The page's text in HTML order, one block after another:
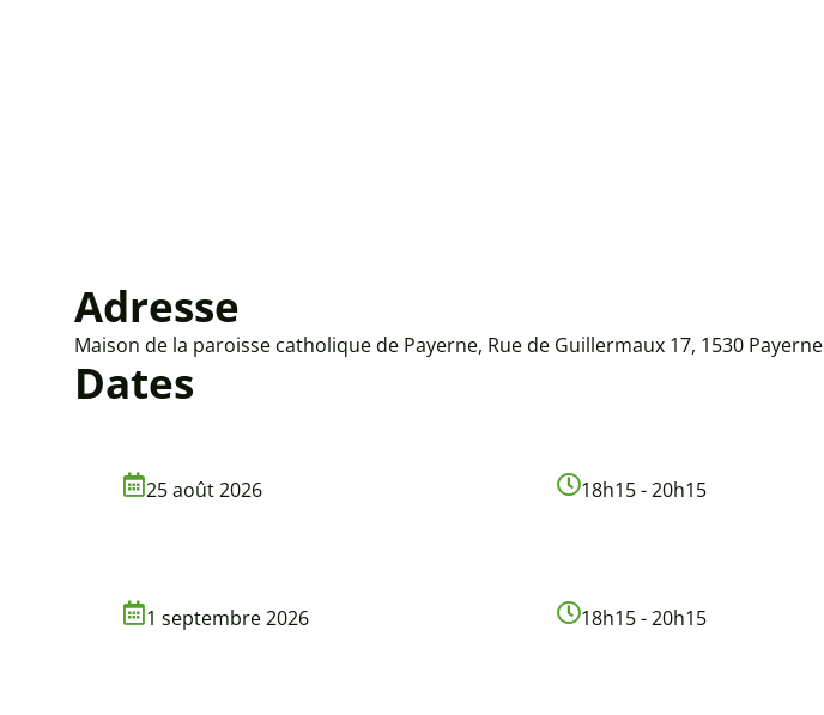
Adresse
Maison de la paroisse catholique de Payerne, Rue de Guillermaux 17, 1530 Payerne
Dates
25 août 2026 18h15 - 20h15
1 septembre 2026 18h15 - 20h15